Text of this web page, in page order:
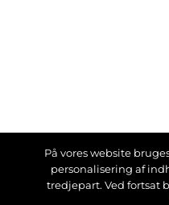
På vores website
personalisering af
tredjepart. Ved fortsat